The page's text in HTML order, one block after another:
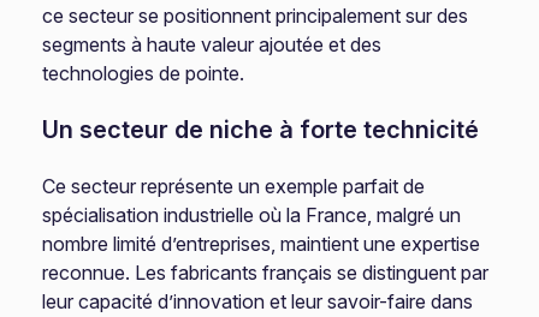
ce secteur se positionnent principalement sur des
segments à haute valeur ajoutée et des
technologies de pointe.
Un secteur de niche à forte technicité
Ce secteur représente un exemple parfait de
spécialisation industrielle où la France, malgré un
nombre limité d’entreprises, maintient une expertise
reconnue. Les fabricants français se distinguent par
leur capacité d’innovation et leur savoir-faire dans